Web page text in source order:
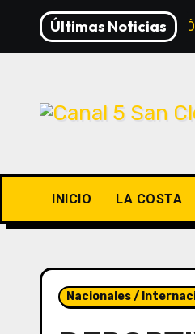
contenido
Últimas Noticias
EL GOBIERNO DE
INICIO LA COSTA
Nacionales /